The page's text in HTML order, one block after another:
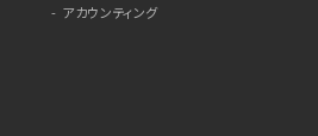
アカウンティング